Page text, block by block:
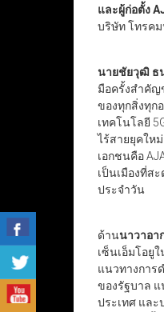
และผู้ก่อตั้ง
บริษัท โทรค
นายชัยวุฒิ ธ
มือครั้งสำคัญ
ของทุกสิ่งทุก
เทคโนโลยี
ไร้สายยุคให
เอกชนคือ
เป็นเมืองที่ส
ประจำวัน
ด้านนาวาอา
เซ็นเอ็มโอยู
แนวทางการ
ของรัฐบาล
ประเทศ แล